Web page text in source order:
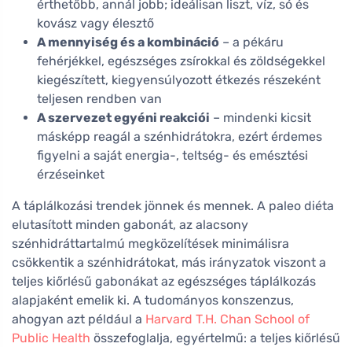
érthetőbb, annál jobb; ideálisan liszt, víz, só és
kovász vagy élesztő
A mennyiség és a kombináció – a pékáru
fehérjékkel, egészséges zsírokkal és zöldségekkel
kiegészített, kiegyensúlyozott étkezés részeként
teljesen rendben van
A szervezet egyéni reakciói – mindenki kicsit
másképp reagál a szénhidrátokra, ezért érdemes
figyelni a saját energia-, teltség- és emésztési
érzéseinket
A táplálkozási trendek jönnek és mennek. A paleo diéta
elutasított minden gabonát, az alacsony
szénhidráttartalmú megközelítések minimálisra
csökkentik a szénhidrátokat, más irányzatok viszont a
teljes kiőrlésű gabonákat az egészséges táplálkozás
alapjaként emelik ki. A tudományos konszenzus,
ahogyan azt például a Harvard T.H. Chan School of
Public Health összefoglalja, egyértelmű: a teljes kiőrlésű